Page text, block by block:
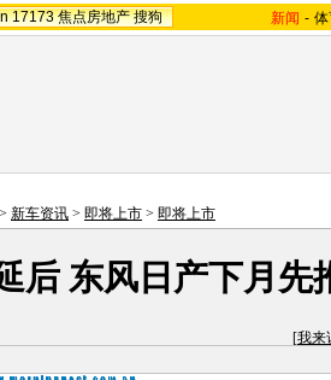
17173 焦点房地产 搜狗 新闻 -
> 新车资讯 > 即将上市 > 即将上市
后 东风日产下月先
[我来